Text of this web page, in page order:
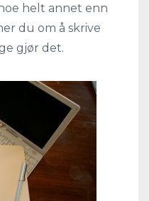
helt annet enn
du om å skrive
gjør det.